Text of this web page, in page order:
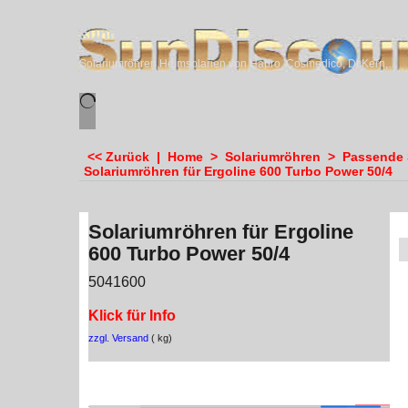
sundiscounter
Solariumröhren,Heimsolarien von Hapro, Cosmedico, Dr.Kern, Megasun & Ergoline
<< Zurück | Home > Solariumröhren >
Solariumröhren für Ergoline 600 Turbo Power 50/4
Solariumröhren für Ergoline
600 Turbo Power 50/4
5041600
Klick für Info
zzgl. Versand kg